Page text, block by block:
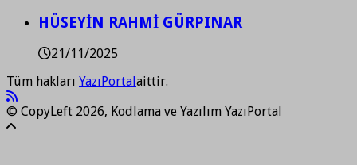
HÜSEYİN RAHMİ GÜRPINAR
21/11/2025
Tüm hakları YazıPortal aittir.
© CopyLeft 2026, Kodlama ve Yazılım YazıPortal